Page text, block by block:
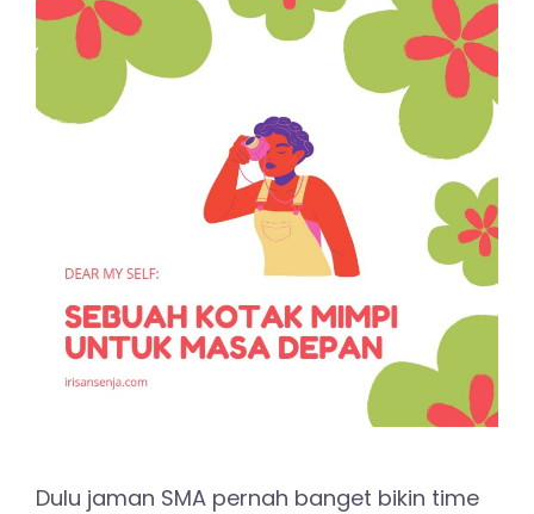
Dulu jaman SMA pernah banget bikin time